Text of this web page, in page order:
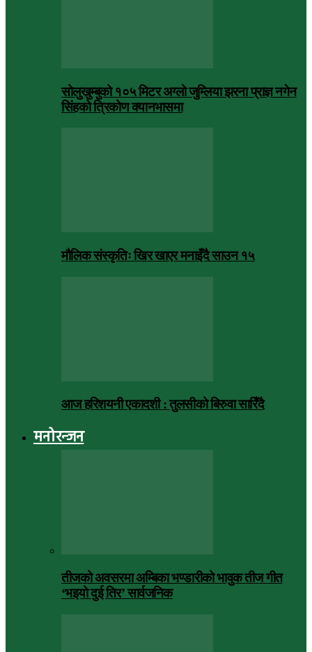
सोलुखुम्बुको १०५ मिटर अग्लो जुम्लिया झरना प्राज्ञ नगेन
सिंहको त्रिकोण क्यानभासमा
मौलिक संस्कृतिः खिर खाएर मनाइँदै साउन १५
आज हरिशयनी एकादशी : तुलसीको बिरुवा सारिँदै
मनोरन्जन
तीजको अवसरमा अम्बिका भण्डारीको भावुक तीज गीत
‘भइयो दुई तिर’ सार्वजनिक